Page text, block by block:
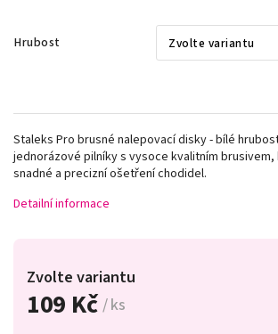
Hrubost
109 Kč / ks
Zvolte variantu
Staleks Pro brusné nalepovací disky - bílé
jednorázové pilníky s vysoce kvalitním
snadné a precizní ošetření chodidel.
Detailní informace